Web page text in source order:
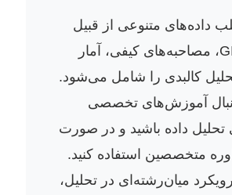
داده‌های متنوعی از قبیل
نقشه‌های GIS، مصاحبه‌های کیفی، آمار
کالبدی را شامل می‌شود.
آموزش‌های تخصصی
تحلیل داده باشید و در صورت
متخصصین استفاده کنید.
میان‌رشته‌ای در تحلیل،